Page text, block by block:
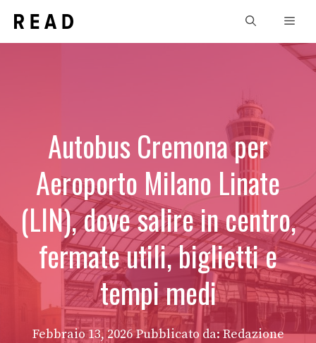
contenuto
Autobus Cremona per
Aeroporto Milano Linate
(LIN), dove salire in centro,
fermate utili, biglietti e
tempi medi
Febbraio 13, 2026 Pubblicato da: Redazione